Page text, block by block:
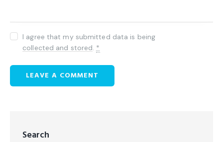
I agree that my submitted data is being
collected and stored. *
Search